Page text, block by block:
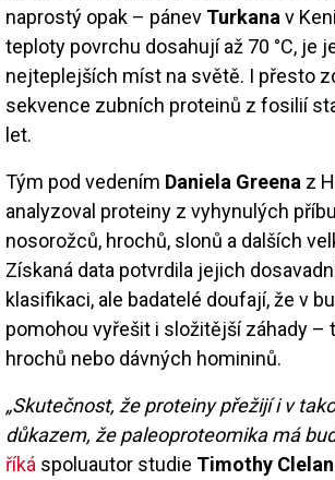
naprostý opak – pánev Turkana v
teploty povrchu dosahují až 70 °C, je
nejteplejších míst na světě. I přesto
sekvence zubních proteinů z fosilií
let.
Tým pod vedením Daniela Greena z
analyzoval proteiny z vyhynulých
nosorožců, hrochů, slonů a dalších
Získaná data potvrdila jejich
klasifikaci, ale badatelé doufají, že v
pomohou vyřešit i složitější záhady –
hrochů nebo dávných homininů.
„Skutečnost, že proteiny přežijí i v
důkazem, že paleoproteomika má
říká spoluautor studie Timothy